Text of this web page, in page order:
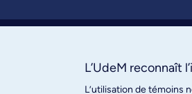
Bureau des communications et
3744, rue Jean-Brillant, bureau 490
L’UdeM reconnaît
L’utilisation de témoins